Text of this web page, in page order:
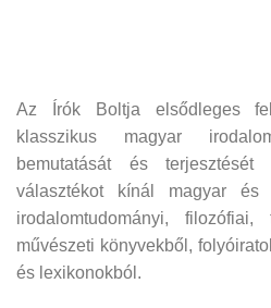
Az Írók Boltja elsődleges
klasszikus magyar
bemutatását és
választékot kínál magyar és
irodalomtudományi, filozófiai,
művészeti könyvekből,
és lexikonokból.